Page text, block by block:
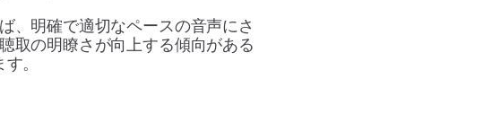
、明確で適切なペースの音声にさ
取の明瞭さが向上する傾向がある
。